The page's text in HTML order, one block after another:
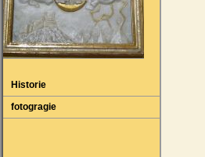
Historie
fotogragie